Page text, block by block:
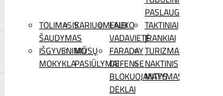
PASLAUGOS
TOLIMASIS
ŠAUDYMAS
KARIUOMENEI
LAUKO
VADAVIETĖ
TAKTINIAI
ĮRANKIAI
IŠGYVENIMO
MOKYKLA
MŪSŲ
PASIŪLYMAI
FARADAY
DEFENSE
BLOKUOJANTYS
DĖKLAI
TURIZMAS
NAKTINIS
MATYMAS